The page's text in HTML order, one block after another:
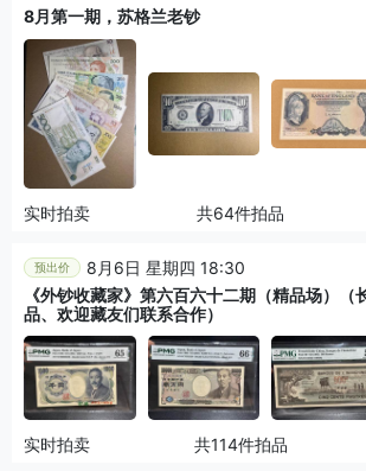
8月第一期，苏格兰老钞
实时拍卖 共64件拍品
预出价
8月6日 星期四 18:30
《外钞收藏家》第六百六十二期（精品场）（
品、欢迎藏友们联系合作）
实时拍卖 共114件拍品